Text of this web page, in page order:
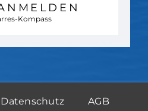
Kompass
Datenschutz AGB